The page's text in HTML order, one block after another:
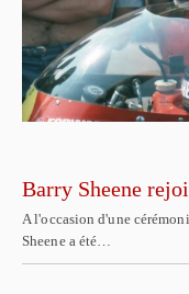
Barry Sheene
A l'occasion d'une
Sheene a été…